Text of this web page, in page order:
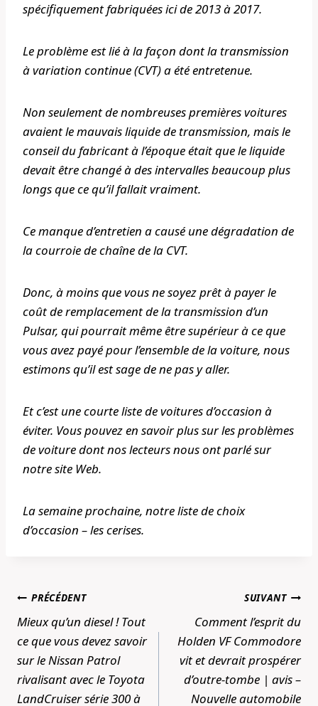
spécifiquement fabriquées ici de 2013 à 2017.
Le problème est lié à la façon dont la transmission
à variation continue (CVT) a été entretenue.
Non seulement de nombreuses premières voitures
avaient le mauvais liquide de transmission, mais le
conseil du fabricant à l’époque était que le liquide
devait être changé à des intervalles beaucoup plus
longs que ce qu’il fallait vraiment.
Ce manque d’entretien a causé une dégradation de
la courroie de chaîne de la CVT.
Donc, à moins que vous ne soyez prêt à payer le
coût de remplacement de la transmission d’un
Pulsar, qui pourrait même être supérieur à ce que
vous avez payé pour l’ensemble de la voiture, nous
estimons qu’il est sage de ne pas y aller.
Et c’est une courte liste de voitures d’occasion à
éviter. Vous pouvez en savoir plus sur les problèmes
de voiture dont nos lecteurs nous ont parlé sur
notre site Web.
La semaine prochaine, notre liste de choix
d’occasion – les cerises.
Navigation
de
l’article
PRÉCÉDENT
Mieux qu’un diesel ! Tout
ce que vous devez savoir
sur le Nissan Patrol
rivalisant avec le Toyota
LandCruiser série 300 à
SUIVANT
Comment l’esprit du
Holden VF Commodore
vit et devrait prospérer
d’outre-tombe | avis –
Nouvelle automobile